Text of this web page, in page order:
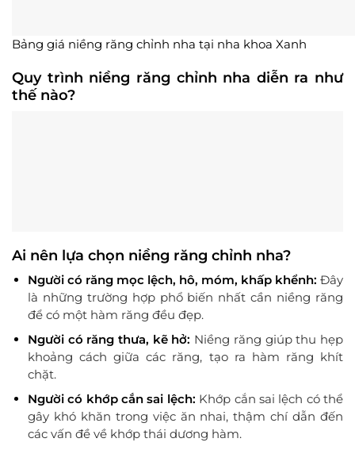
Bảng giá niềng răng chỉnh nha tại nha khoa Xanh
Quy trình niềng răng chỉnh nha diễn ra như
thế nào?
Ai nên lựa chọn niềng răng chỉnh nha?
Người có răng mọc lệch, hô, móm, khấp khểnh: Đây
là những trường hợp phổ biến nhất cần niềng răng
để có một hàm răng đều đẹp.
Người có răng thưa, kẽ hở: Niềng răng giúp thu hẹp
khoảng cách giữa các răng, tạo ra hàm răng khít
chặt.
Người có khớp cắn sai lệch: Khớp cắn sai lệch có thể
gây khó khăn trong việc ăn nhai, thậm chí dẫn đến
các vấn đề về khớp thái dương hàm.